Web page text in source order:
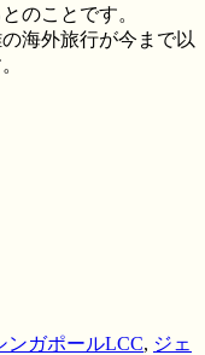
のことです。
海外旅行が今まで以
ンガポールLCC, ジェ